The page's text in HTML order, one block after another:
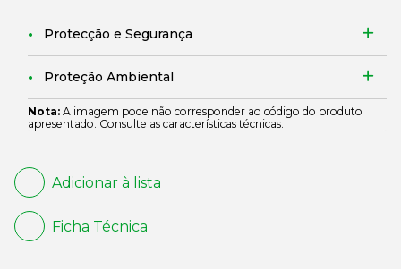
Protecção e Segurança
Proteção Ambiental
Nota: A imagem pode não corresponder ao código do produto
apresentado. Consulte as características técnicas.
Adicionar à lista
Ficha Técnica